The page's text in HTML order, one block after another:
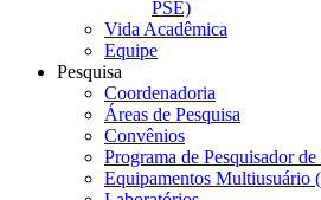
PSE)
Vida Acadêmica
Equipe
Pesquisa
Coordenadoria
Áreas de Pesquisa
Convênios
Programa de Pesquisador
Equipamentos Multiusuário